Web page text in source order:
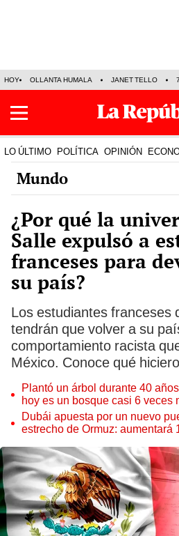
HOY OLLANTA HUMALA JANET TELLO
LO ÚLTIMO POLÍTICA OPINIÓN
Mundo
¿Por qué la
Salle expulsó a
franceses para
su país?
Los estudiantes franceses
tendrán que volver a su
comportamiento racista
México. Conoce qué
Plantó un árbol durante 40
hoy es un bosque casi 6 veces
Parque de las Leyendas
Dubái apuesta por un nuevo
estrecho de Ormuz: aumentará